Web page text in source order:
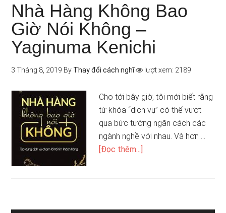
Nhà Hàng Không Bao
Giờ Nói Không –
Yaginuma Kenichi
3 Tháng 8, 2019 By Thay đổi cách nghĩ lượt xem: 2189
Cho tới bây giờ, tôi mới biết rằng
từ khóa “dịch vụ” có thể vượt
qua bức tường ngăn cách các
ngành nghề với nhau. Và hơn …
[Đọc thêm...]